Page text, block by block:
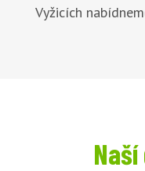
Vyžicích